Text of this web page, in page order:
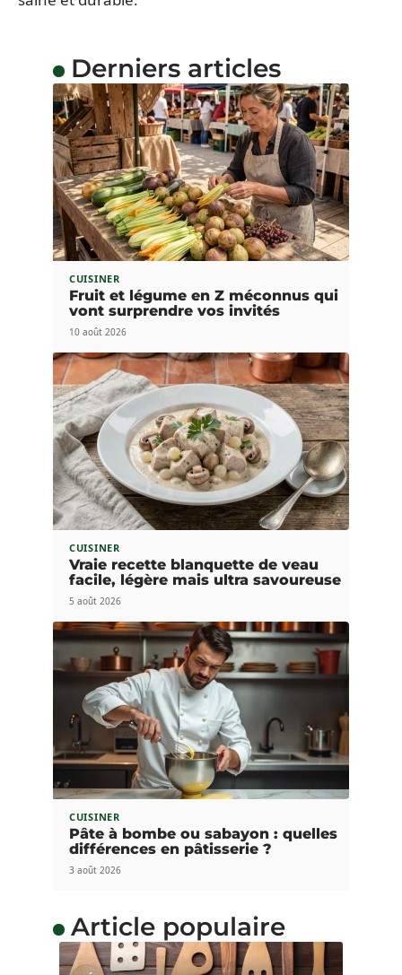
Derniers articles
CUISINER
Fruit et légume en Z méconnus qui
vont surprendre vos invités
10 août 2026
CUISINER
Vraie recette blanquette de veau
facile, légère mais ultra savoureuse
5 août 2026
CUISINER
Pâte à bombe ou sabayon : quelles
différences en pâtisserie ?
3 août 2026
Article populaire